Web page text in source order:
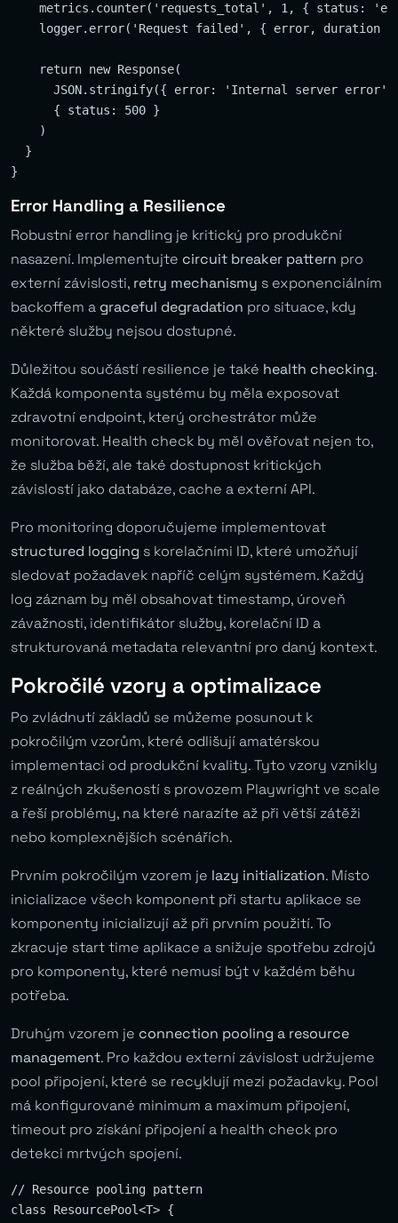
metrics.counter('requests_total', 1, { status:
logger.error('Request failed', { error, duration
    return new Response(
JSON.stringify({ error: 'Internal server error'
      { status: 500 }
    )
  }
Error Handling a Resilience
Robustní error handling je kritický pro produkční
nasazení. Implementujte circuit breaker pattern pro
externí závislosti, retry mechanismy s exponenciálním
backoffem a graceful degradation pro situace, kdy
některé služby nejsou dostupné.
Důležitou součástí resilience je také health checking.
Každá komponenta systému by měla exposovat
zdravotní endpoint, který orchestrátor může
monitorovat. Health check by měl ověřovat nejen to,
že služba běží, ale také dostupnost kritických
závislostí jako databáze, cache a externí API.
Pro monitoring doporučujeme implementovat
structured logging s korelačními ID, které umožňují
sledovat požadavek napříč celým systémem. Každý
log záznam by měl obsahovat timestamp, úroveň
závažnosti, identifikátor služby, korelační ID a
strukturovaná metadata relevantní pro daný kontext.
Pokročilé vzory a optimalizace
Po zvládnutí základů se můžeme posunout k
pokročilým vzorům, které odlišují amatérskou
implementaci od produkční kvality. Tyto vzory vznikly
z reálných zkušeností s provozem Playwright ve scale
a řeší problémy, na které narazíte až při větší zátěži
nebo komplexnějších scénářích.
Prvním pokročilým vzorem je lazy initialization. Místo
inicializace všech komponent při startu aplikace se
komponenty inicializují až při prvním použití. To
zkracuje start time aplikace a snižuje spotřebu zdrojů
pro komponenty, které nemusí být v každém běhu
potřeba.
Druhým vzorem je connection pooling a resource
management. Pro každou externí závislost udržujeme
pool připojení, které se recyklují mezi požadavky. Pool
má konfigurované minimum a maximum připojení,
timeout pro získání připojení a health check pro
detekci mrtvých spojení.
// Resource pooling pattern
class ResourcePool<T> {